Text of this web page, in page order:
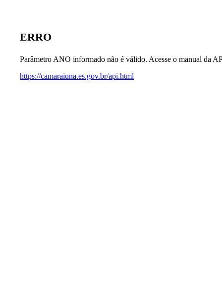
ERRO
Parâmetro ANO informado não é válido. Acesse o manual da
https://camaraiuna.es.gov.br/api.html